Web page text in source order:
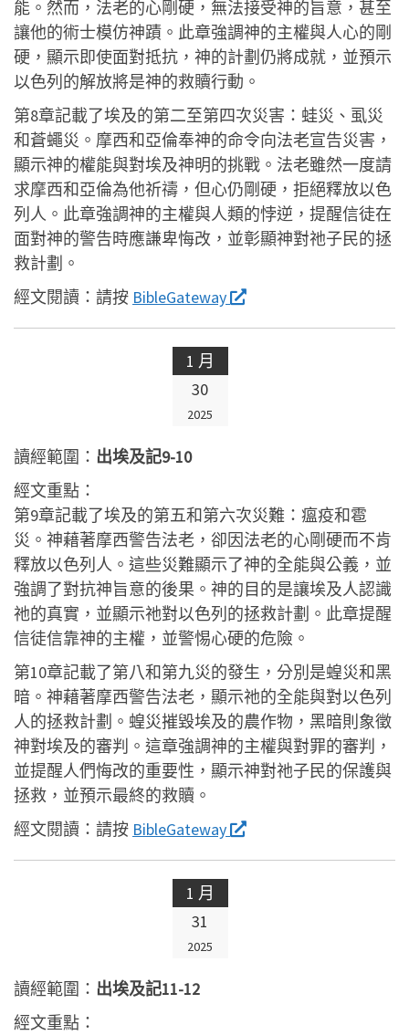
能。然而，法老的心剛硬，無法接受神的旨意，甚至
讓他的術士模仿神蹟。此章強調神的主權與人心的剛
硬，顯示即使面對抵抗，神的計劃仍將成就，並預示
以色列的解放將是神的救贖行動。
第8章記載了埃及的第二至第四次災害：蛙災、虱災
和蒼蠅災。摩西和亞倫奉神的命令向法老宣告災害，
顯示神的權能與對埃及神明的挑戰。法老雖然一度請
求摩西和亞倫為他祈禱，但心仍剛硬，拒絕釋放以色
列人。此章強調神的主權與人類的悖逆，提醒信徒在
面對神的警告時應謙卑悔改，並彰顯神對祂子民的拯
救計劃。
經文閱讀： 請按 BibleGateway
1 月
30
2025
讀經範圍： 出埃及記9-10
經文重點：
第9章記載了埃及的第五和第六次災難：瘟疫和雹
災。神藉著摩西警告法老，卻因法老的心剛硬而不肯
釋放以色列人。這些災難顯示了神的全能與公義，並
強調了對抗神旨意的後果。神的目的是讓埃及人認識
祂的真實，並顯示祂對以色列的拯救計劃。此章提醒
信徒信靠神的主權，並警惕心硬的危險。
第10章記載了第八和第九災的發生，分別是蝗災和黑
暗。神藉著摩西警告法老，顯示祂的全能與對以色列
人的拯救計劃。蝗災摧毀埃及的農作物，黑暗則象徵
神對埃及的審判。這章強調神的主權與對罪的審判，
並提醒人們悔改的重要性，顯示神對祂子民的保護與
拯救，並預示最終的救贖。
經文閱讀： 請按 BibleGateway
1 月
31
2025
讀經範圍： 出埃及記11-12
經文重點：